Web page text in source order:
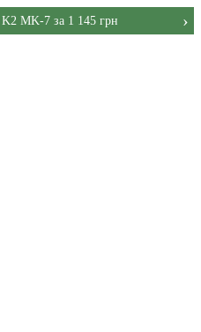
MK-7 за 1 145 грн ›